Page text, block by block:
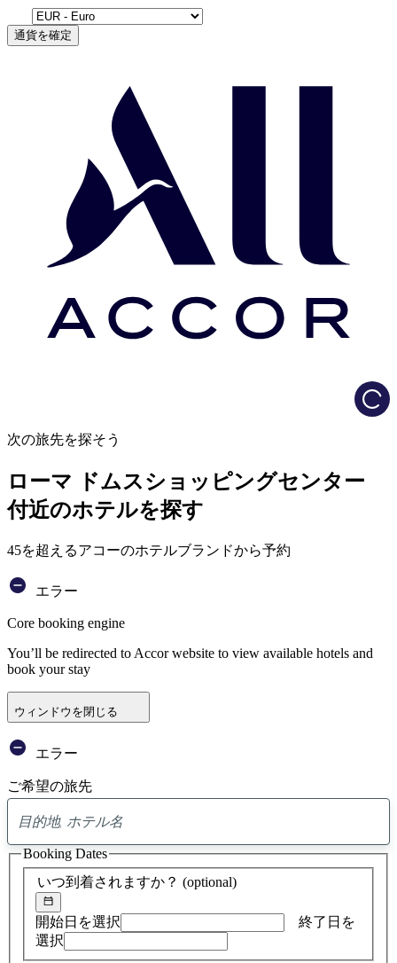
通貨を確定
次の旅先を探そう
ローマ ドムスショッピングセンター
付近のホテルを探す
45を超えるアコーのホテルブランドから予約
エラー
Core booking engine
You’ll be redirected to Accor website to view available hotels and
book your stay
ウィンドウを閉じる
エラー
ご希望の旅先
ア
ド
バ
イ
検
索
いつ到着されますか？ (optional)
開始日を選択
終了日を
選択
Booking Dates